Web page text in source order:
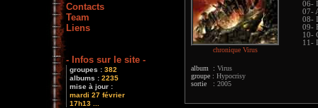
Contacts
Team
Liens
- Infos sur le site -
groupes : 382
albums : 2235
mise à jour :
mardi 27 février
17h13 ...
chronique Virus
album : Virus
groupe : Hypocrisy
sortie : 2005
06-
07-
08-
09-
10-
11-